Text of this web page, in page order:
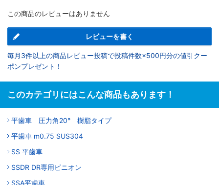
この商品のレビューはありません
レビューを書く
毎月3件以上の商品レビュー投稿で投稿件数×500円分の値引クー
ポンプレゼント！
このカテゴリにはこんな商品もあります！
平歯車 圧力角20° 樹脂タイプ
平歯車 m0.75 SUS304
SS 平歯車
SSDR DR専用ピニオン
SSA平歯車